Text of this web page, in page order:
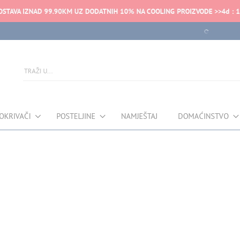
IZNAD 99.90KM UZ DODATNIH 10% NA COOLING PROIZVODE >>4d : 1
POSTELJINE NAMJEŠTAJ DOMAĆINSTVO